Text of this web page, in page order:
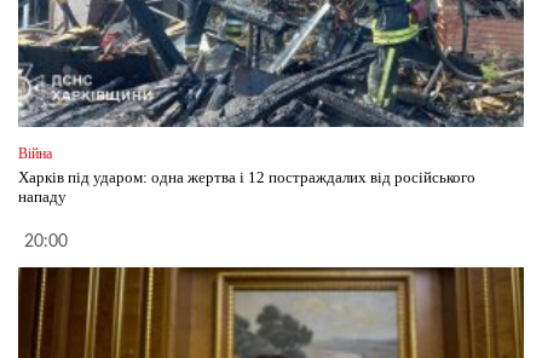
Війна
Харків під ударом: одна жертва і 12 постраждалих від російського
нападу
20:00